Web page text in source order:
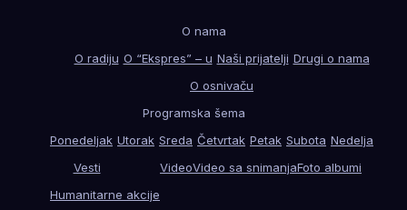
O nama
O radiju O “Ekspres” – u Naši prijatelji Drugi o nama
O osnivaču
Programska šema
Ponedeljak Utorak Sreda Četvrtak Petak Subota Nedelja
Vesti
Humanitarne akcije
VideoVideo sa snimanjaFoto albumi